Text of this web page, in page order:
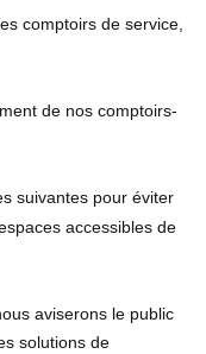
comptoirs de service,
de nos comptoirs-
suivantes pour éviter
accessibles de
aviserons le public
solutions de